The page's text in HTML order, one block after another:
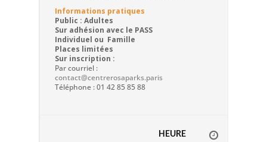
Informations pratiques
Public : Adultes
Sur adhésion avec le PASS
Individuel ou Famille
Places limitées
Sur inscription :
Par courriel :
contact@centrerosaparks.paris
Téléphone : 01 42 85 85 88
HEURE